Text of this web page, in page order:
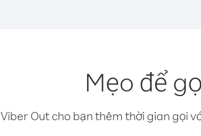
Mẹo để
Viber Out cho bạn thêm thời gian gọi